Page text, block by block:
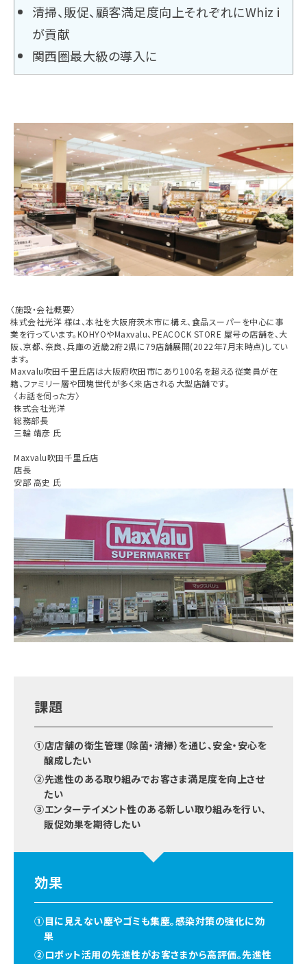
清掃、販促、顧客満足度向上それぞれにWhiz i
が貢献
関西圏最大級の導入に
〈お話を伺った方〉
株式会社光洋
総務部長
三輪 靖彦 氏
Maxvalu吹田千里丘店
店長
安部 高史 氏
〈施設・会社概要〉
株式会社光洋 様は、本社を大阪府茨木市に構え、食品スーパーを中心に事
業を行っています。KOHYOやMaxvalu、PEACOCK STORE 屋号の店舗を、大
阪、京都、奈良、兵庫の近畿2府2県に79店舗展開(2022年7月末時点)してい
ます。
Maxvalu吹田千里丘店は大阪府吹田市にあり100名を超える従業員が在
籍、ファミリー層や団塊世代が多く来店される大型店舗です。
課題
①店店舗の衛生管理（除菌・清掃）を通じ、安全・安心を
醸成したい
②先進性のある取り組みでお客さま満足度を向上させ
たい
③エンターテイメント性のある新しい取り組みを行い、
販促効果を期待したい
効果
①目に見えない塵やゴミも集塵。感染対策の強化に効
果
②ロボット活用の先進性がお客さまから高評価。先進性